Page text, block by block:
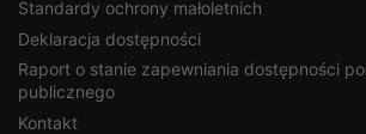
Standardy ochrony małoletnich
Deklaracja dostępności
Raport o stanie zapewniania dostępności
publicznego
Kontakt